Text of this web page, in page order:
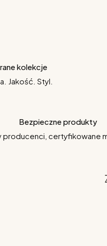
kolekcje
Jakość. Styl.
Bezpieczne produkty
producenci, certyfikowane